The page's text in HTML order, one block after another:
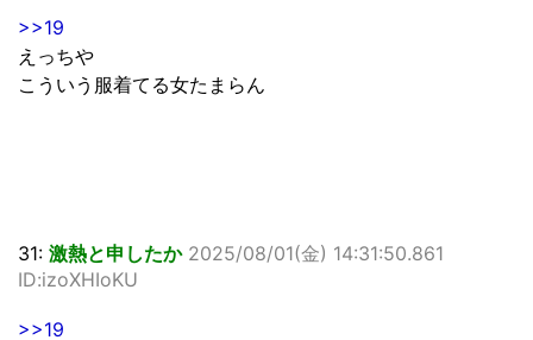
>>19
えっちや
こういう服着てる女たまらん
31: 激熱と申したか 2025/08/01(金) 14:31:50.861
ID:izoXHIoKU
>>19